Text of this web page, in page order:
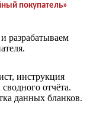
покупатель»
разрабатываем
инструкция
отчёта.
данных бланков.